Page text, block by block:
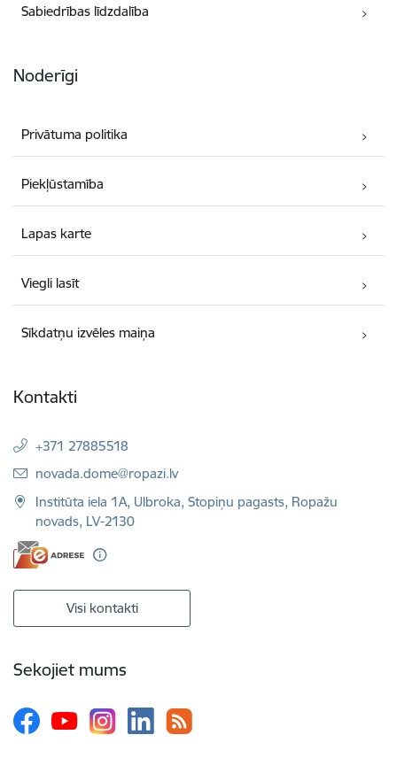
Sabiedrības līdzdalība
Noderīgi
Privātuma politika
Piekļūstamība
Lapas karte
Viegli lasīt
Sīkdatņu izvēles maiņa
Kontakti
+371 27885518
E-pasts:
novada.dome@ropazi.lv
Institūta iela 1A, Ulbroka, Stopiņu pagasts, Ropažu
novads, LV-2130
Visi kontakti
Sekojiet mums